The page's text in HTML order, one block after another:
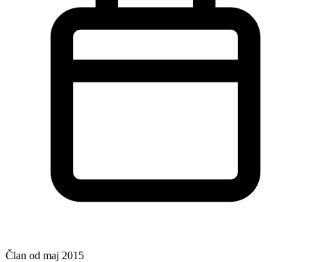
Član od maj 2015